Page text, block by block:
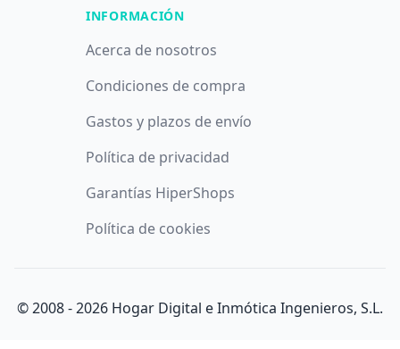
INFORMACIÓN
Acerca de nosotros
Condiciones de compra
Gastos y plazos de envío
Política de privacidad
Garantías HiperShops
Política de cookies
© 2008 -2026 Hogar Digital e Inmótica Ingenieros, S.L.